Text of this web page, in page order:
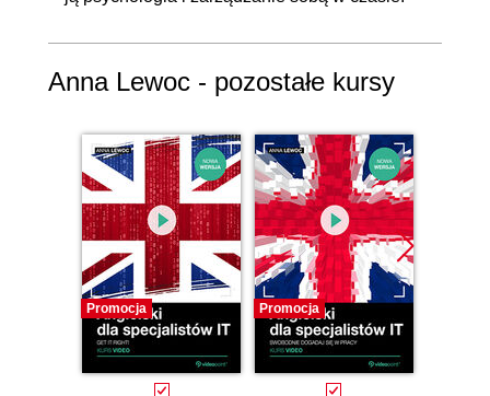
Anna Lewoc - pozostałe kursy
Promocja Promocja